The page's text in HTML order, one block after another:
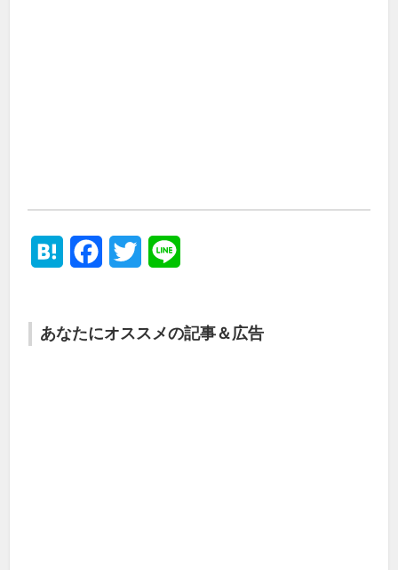
Hatena Facebook
Twitter
あなたにオススメの記事＆広告